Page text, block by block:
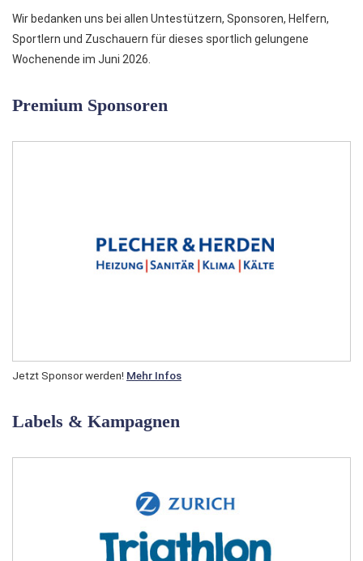
Wir bedanken uns bei allen Untestützern, Sponsoren, Helfern,
Sportlern und Zuschauern für dieses sportlich gelungene
Wochenende im Juni 2026.
Premium Sponsoren
Jetzt Sponsor werden! Mehr Infos
Labels & Kampagnen